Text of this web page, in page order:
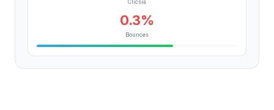
Clicsia
0.3%
Bounces